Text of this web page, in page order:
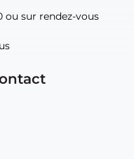
ou sur rendez-vous
ou sur rendez-vous
48 21 61